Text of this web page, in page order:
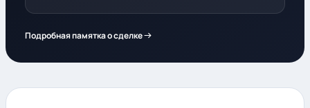
Подробная памятка о сделке